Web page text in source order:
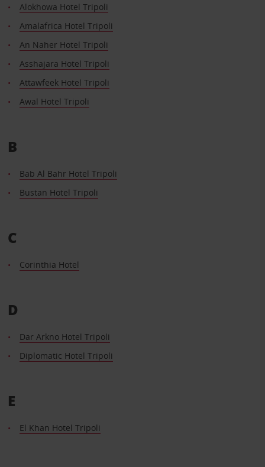
Alokhowa Hotel Tripoli
Amalafrica Hotel Tripoli
An Naher Hotel Tripoli
Asshajara Hotel Tripoli
Attawfeek Hotel Tripoli
Awal Hotel Tripoli
B
Bab Al Bahr Hotel Tripoli
Bustan Hotel Tripoli
C
Corinthia Hotel
D
Dar Arkno Hotel Tripoli
Diplomatic Hotel Tripoli
E
El Khan Hotel Tripoli